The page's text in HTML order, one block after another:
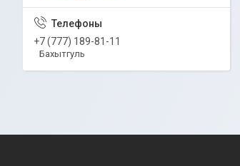
+7 (777) 189-81-11
Бахытгуль